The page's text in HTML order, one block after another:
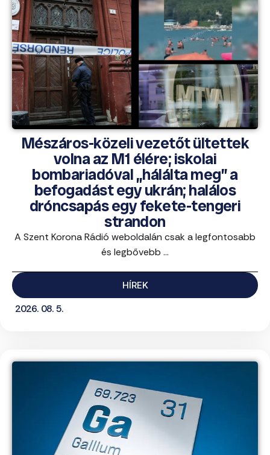
Mészáros-közeli vezetőt ültettek
volna az M1 élére; iskolai
bombariadóval „hálálta meg” a
befogadást egy ukrán; halálos
dróncsapás egy fekete-tengeri
strandon
A Szent Korona Rádió weboldalán csak a legfontosabb
és legbővebb ...
HÍREK
2026. 08. 5.